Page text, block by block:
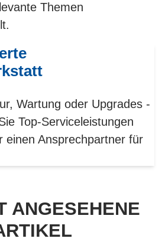
Themen
Wartung oder Upgrades -
Top-Serviceleistungen
einen Ansprechpartner für
ANGESEHENE